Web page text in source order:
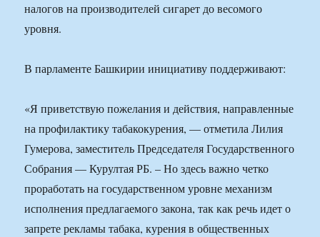
налогов на производителей сигарет до весомого
уровня.
В парламенте Башкирии инициативу поддерживают:
«Я приветствую пожелания и действия, направленные
на профилактику табакокурения, — отметила Лилия
Гумерова, заместитель Председателя Государственного
Собрания — Курултая РБ. – Но здесь важно четко
проработать на государственном уровне механизм
исполнения предлагаемого закона, так как речь идет о
запрете рекламы табака, курения в общественных